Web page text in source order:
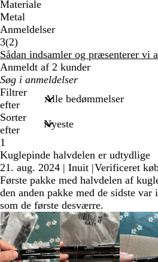
Materiale
Metal
Anmeldelser
3(22
anmeldelser
)
Sådan indsamler og præsenterer vi
Anmeldt af 2 kunder
Min
søgetekst
Filtrer
efter
Sorter
efter
1
Kuglepinde halvdelen er udtydlige
21. aug. 2024 | Inuit |Verificeret
Første pakke med halvdelen af
den anden pakke med de sidste
som de første desværre.